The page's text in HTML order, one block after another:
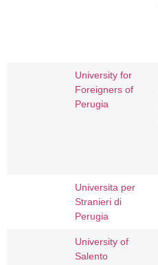
University for
Foreigners of
Perugia
Universita per
Stranieri di
Perugia
University of
Salento